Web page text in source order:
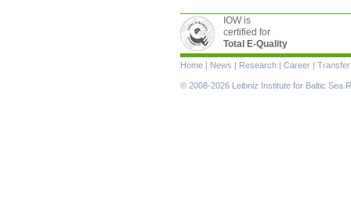
IOW is
certified for
Total E-Quality
Skip
Home News Research Career Transfer
© 2008-2026 Leibniz Institute for Baltic Sea